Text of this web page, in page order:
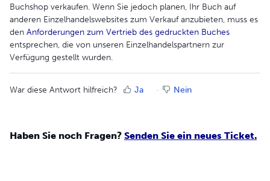
Buchshop verkaufen. Wenn Sie jedoch planen, Ihr Buch auf
anderen Einzelhandelswebsites zum Verkauf anzubieten, muss es
den Anforderungen zum Vertrieb des gedruckten Buches
entsprechen, die von unseren Einzelhandelspartnern zur
Verfügung gestellt wurden.
War diese Antwort hilfreich? Ja Nein
Haben Sie noch Fragen? Senden Sie ein neues Ticket.